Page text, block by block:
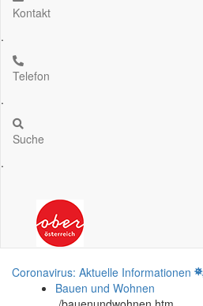
Kontakt
.
Telefon
.
Suche
.
Coronavirus: Aktuelle Informationen
Bauen und Wohnen